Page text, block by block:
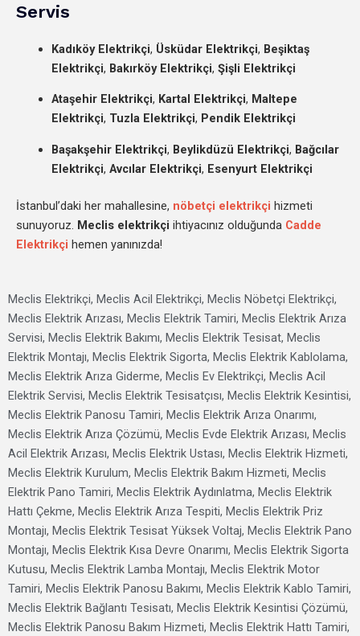
Servis
Kadıköy Elektrikçi, Üsküdar Elektrikçi, Beşiktaş
Elektrikçi, Bakırköy Elektrikçi, Şişli Elektrikçi
Ataşehir Elektrikçi, Kartal Elektrikçi, Maltepe
Elektrikçi, Tuzla Elektrikçi, Pendik Elektrikçi
Başakşehir Elektrikçi, Beylikdüzü Elektrikçi, Bağcılar
Elektrikçi, Avcılar Elektrikçi, Esenyurt Elektrikçi
İstanbul’daki her mahallesine, nöbetçi elektrikçi hizmeti
sunuyoruz. Meclis elektrikçi ihtiyacınız olduğunda Cadde
Elektrikçi hemen yanınızda!
Meclis Elektrikçi, Meclis Acil Elektrikçi, Meclis Nöbetçi Elektrikçi,
Meclis Elektrik Arızası, Meclis Elektrik Tamiri, Meclis Elektrik Arıza
Servisi, Meclis Elektrik Bakımı, Meclis Elektrik Tesisat, Meclis
Elektrik Montajı, Meclis Elektrik Sigorta, Meclis Elektrik Kablolama,
Meclis Elektrik Arıza Giderme, Meclis Ev Elektrikçi, Meclis Acil
Elektrik Servisi, Meclis Elektrik Tesisatçısı, Meclis Elektrik Kesintisi,
Meclis Elektrik Panosu Tamiri, Meclis Elektrik Arıza Onarımı,
Meclis Elektrik Arıza Çözümü, Meclis Evde Elektrik Arızası, Meclis
Acil Elektrik Arızası, Meclis Elektrik Ustası, Meclis Elektrik Hizmeti,
Meclis Elektrik Kurulum, Meclis Elektrik Bakım Hizmeti, Meclis
Elektrik Pano Tamiri, Meclis Elektrik Aydınlatma, Meclis Elektrik
Hattı Çekme, Meclis Elektrik Arıza Tespiti, Meclis Elektrik Priz
Montajı, Meclis Elektrik Tesisat Yüksek Voltaj, Meclis Elektrik Pano
Montajı, Meclis Elektrik Kısa Devre Onarımı, Meclis Elektrik Sigorta
Kutusu, Meclis Elektrik Lamba Montajı, Meclis Elektrik Motor
Tamiri, Meclis Elektrik Panosu Bakımı, Meclis Elektrik Kablo Tamiri,
Meclis Elektrik Bağlantı Tesisatı, Meclis Elektrik Kesintisi Çözümü,
Meclis Elektrik Panosu Bakım Hizmeti, Meclis Elektrik Hattı Tamiri,